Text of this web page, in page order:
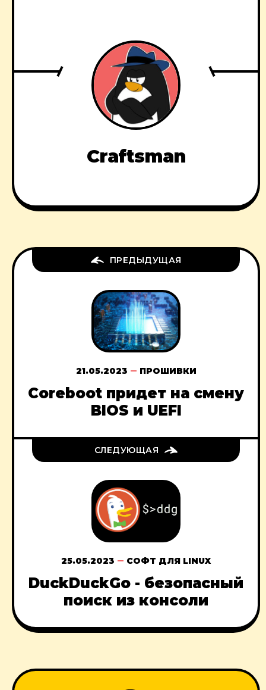
Craftsman
ПРЕДЫДУЩАЯ
21.05.2023 ПРОШИВКИ
Coreboot придет на смену
BIOS и UEFI
СЛЕДУЮЩАЯ
25.05.2023 СОФТ ДЛЯ LINUX
DuckDuckGo - безопасный
поиск из консоли